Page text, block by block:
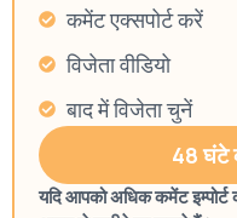
कमेंट एक्सपोर्ट करें
विजेता वीडियो
बाद में विजेता चुनें
48 घंटे
यदि आपको अधिक कमेंट